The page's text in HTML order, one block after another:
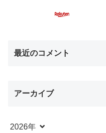
最近のコメント
アーカイブ
2026年